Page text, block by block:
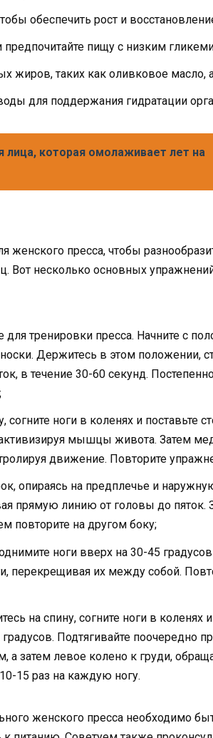
обеспечить рост и
предпочитайте пищу с низким
жиров, таких как оливковое масло,
для поддержания гидратации
лица, которая омолаживает лет на
женского пресса, чтобы
Вот несколько основных
для тренировки пресса. Начните с
Держитесь в этом положении,
в течение 30-60 секунд.
согните ноги в коленях и поставьте
мышцы живота. Затем
движение. Повторите
опираясь на предплечье и
прямую линию от головы до пяток.
повторите на другом боку;
ноги вверх на 30-45
перекрещивая их между собой.
на спину, согните ноги в коленях
Подтягивайте поочередно
а затем левое колено к груди,
15 раз на каждую ногу.
женского пресса необходимо